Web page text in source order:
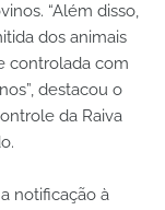
“Além disso,
dos animais
controlada com
destacou o
da Raiva
notificação à